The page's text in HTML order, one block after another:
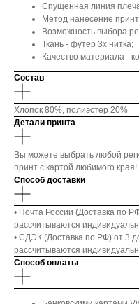
Спущенная линия
Метод нанесение
Возможность выбора
Ткань - футер 3х нитка;
Качество материала -
Состав
Хлопок 80%, полиэстер 20%
Детали принта
Вы можете выбрать любой
принт с картой любимого края!
Способ доставки
• Почта России (Доставка по
рассчитываются
• СДЭК (Доставка по РФ) от 3
рассчитываются
Способ оплаты